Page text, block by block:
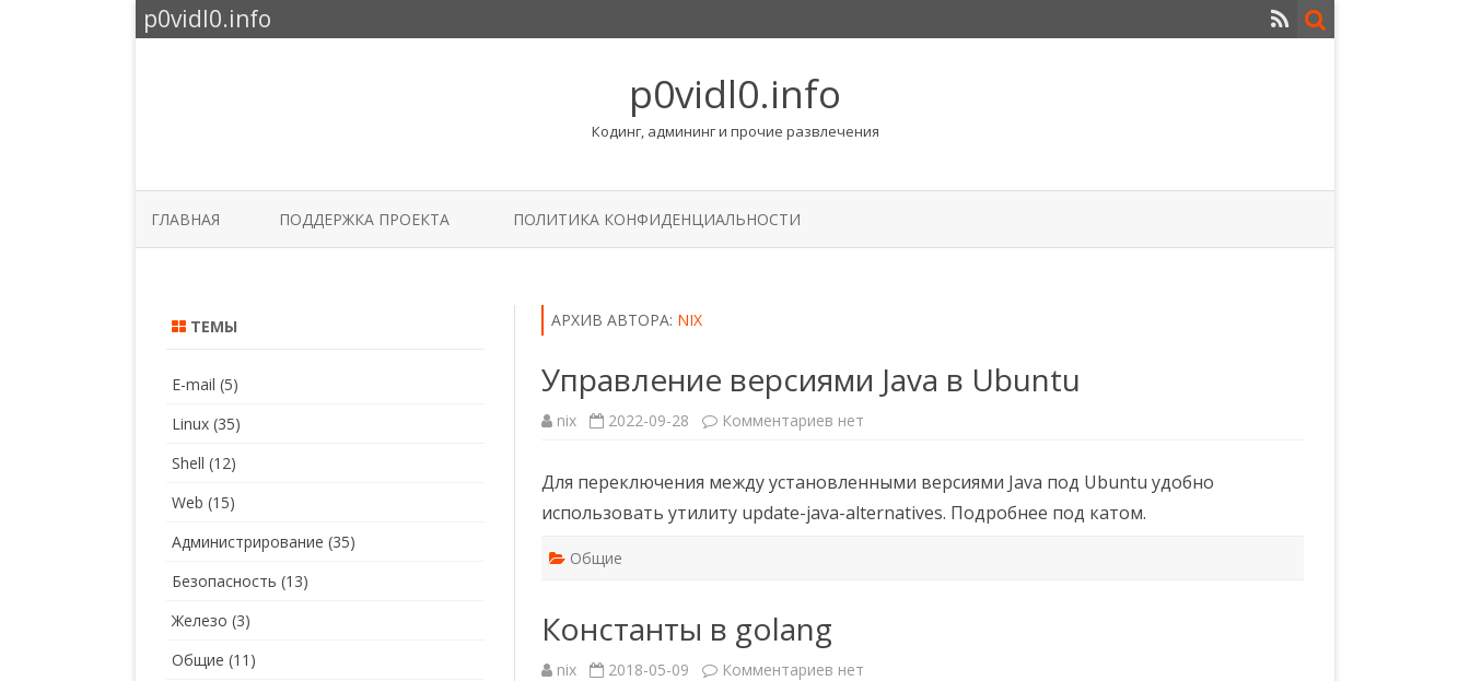
p0vidl0.info
p0vidl0.info
Кодинг, админинг и прочие развлечения
к
ГЛАВНАЯ ПОДДЕРЖКА ПРОЕКТА ПОЛИТИКА КОНФИДЕНЦИАЛЬНОСТИ
АРХИВ АВТОРА: NIX
Управление версиями Java в Ubuntu
nix 2022-09-28 Комментариев к
Java
в
Ubuntu
нет
Для переключения между установленными версиями Java под Ubuntu удобно
использовать утилиту update-java-alternatives. Подробнее под катом.
Общие
Константы в golang
nix 2018-05-09 Комментариев кнет
ТЕМЫ
E-mail (5)
Linux (35)
Shell (12)
Web (15)
Администрирование (35)
Безопасность (13)
Железо (3)
Общие (11)